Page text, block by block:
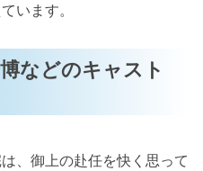
います。
などのキャスト
、御上の赴任を快く思って